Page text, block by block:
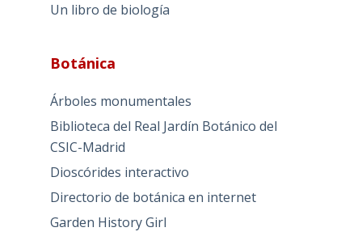
Un libro de biología
Botánica
Árboles monumentales
Biblioteca del Real Jardín Botánico del
CSIC-Madrid
Dioscórides interactivo
Directorio de botánica en internet
Garden History Girl